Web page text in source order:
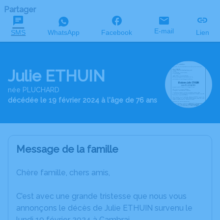
Partager
SMS WhatsApp Facebook E-mail Lien
Julie ETHUIN
née PLUCHARD
décédée le 19 février 2024 à l'âge de 76 ans
Message de la famille
Chère famille, chers amis,
C’est avec une grande tristesse que nous vous
annonçons le décès de Julie ETHUIN survenu le